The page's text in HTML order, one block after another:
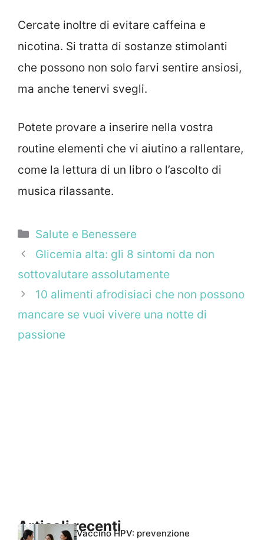
Cercate inoltre di evitare caffeina e
nicotina. Si tratta di sostanze stimolanti
che possono non solo farvi sentire ansiosi,
ma anche tenervi svegli.
Potete provare a inserire nella vostra
routine elementi che vi aiutino a rallentare,
come la lettura di un libro o l’ascolto di
musica rilassante.
Categorie
Salute e Benessere
Glicemia alta: gli 8 sintomi da non
sottovalutare assolutamente
10 alimenti afrodisiaci che non possono
mancare se vuoi vivere una notte di
passione
Articoli recentiVaccino HPV: prevenzione